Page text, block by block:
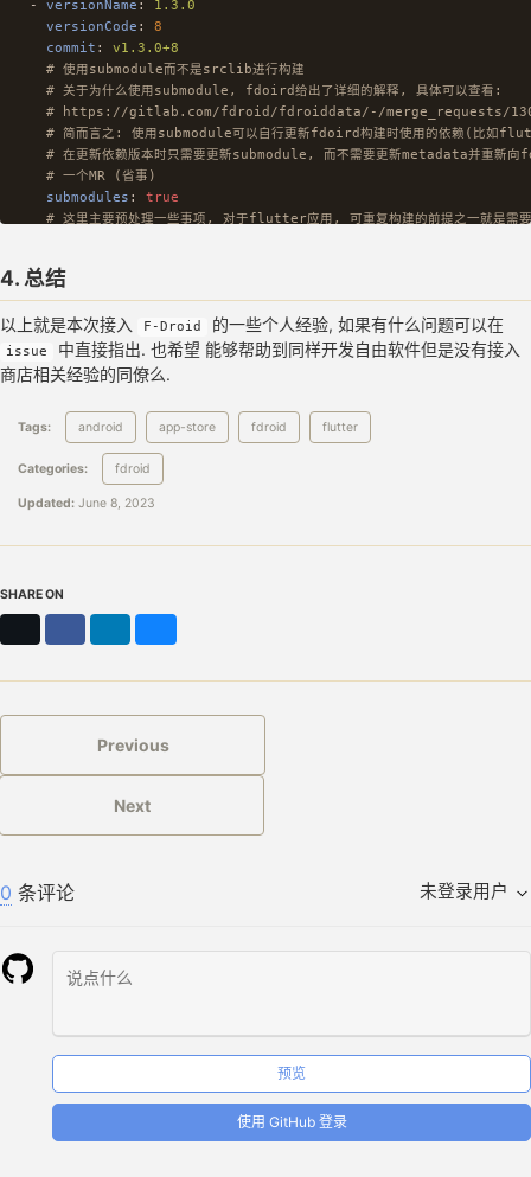
-
versionName :
1.3.0
versionCode :
8
commit :
v1.3.0+8
# 使用submodule而不是srclib进行构建
# 关于为什么使用submodule, fdoird给出了详细的解释, 具体可以查看:
# https://gitlab.com/fdroid/fdroiddata/-/merge_requests/
# 简而言之: 使用submodule可以自行更新fdoird构建时使用的依赖(比如
# 在更新依赖版本时只需要更新submodule, 而不需要更新metadata并重新
# 一个MR (省事)
submodules :
true
# 这里主要预处理一些事项, 对于flutter应用, 可重复构建的前提之一就是需要
# (我自己构建的apk使用github action中的checkout@v3进行构建, 如果你
# 其他checkout版本进行构建, 请自定义这里的内容, 总之保证构建路径是一致
sudo:
- apt-get update
- apt-get install -y openjdk-17-jdk-headless
- mkdir -p /home/runner/
chown vagrant /home/runner/
: build/app/outputs/flutter-apk/app-release.apk
rm:
-
.vscode
prebuild
- export repo=/home/runner/work/mhabit
export PUB_CACHE=$(pwd)/.pub-cache
- .flutter/bin/flutter config --no-analytics
- mv $repo/mhabit io.github.friesi23.mhabit
.flutter/packages/flutter_tools/gradle/flutter.gradle
-
# 这里移动目录的目的和 `prebuild` 中是一致的
mv io.github.friesi23.mhabit $repo/mhabit
- pushd $repo/mhabit
export PUB_CACHE=$(pwd)/.pub-cache
4. 总结
以上就是本次接入 F-Droid 的一些个人经验, 如果有什么问题可以在
issue
中直接指出. 也希望 能够帮助到同样开发自由软件但是没有接入
商店相关经验的同僚么.
Tags: android app-store fdroid flutter
Categories: fdroid
Updated: June 8, 2023
SHARE ON
Previous
Next
0 条评论 未登录用户
预览
使用 GitHub 登录